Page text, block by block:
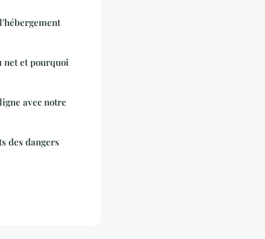
net et pourquoi
avec notre
des dangers